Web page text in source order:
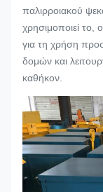
παλιρροιακού
χρησιμοποιεί το,
για τη χρήση
δομών και
καθήκον.